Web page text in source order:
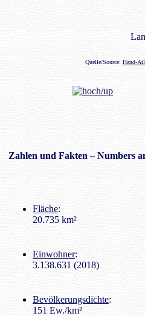
Quelle/Source: Hand-
Zahlen und Fakten – Numbers
Fläche:
20.735 km²
Einwohner:
3.138.631 (2018)
Bevölkerungsdichte:
151 Ew./km²